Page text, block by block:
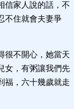
信家人說的話，不
不住就會夫妻爭
很不開心，她當天
女，有粥讓我們先
福，六十幾歲就走